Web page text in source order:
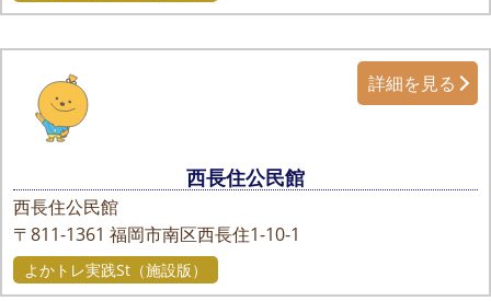
西長住公民館
西長住公民館
〒811-1361 福岡市南区西長住1-10-1
詳細を見る
よかトレ実践St（施設版）